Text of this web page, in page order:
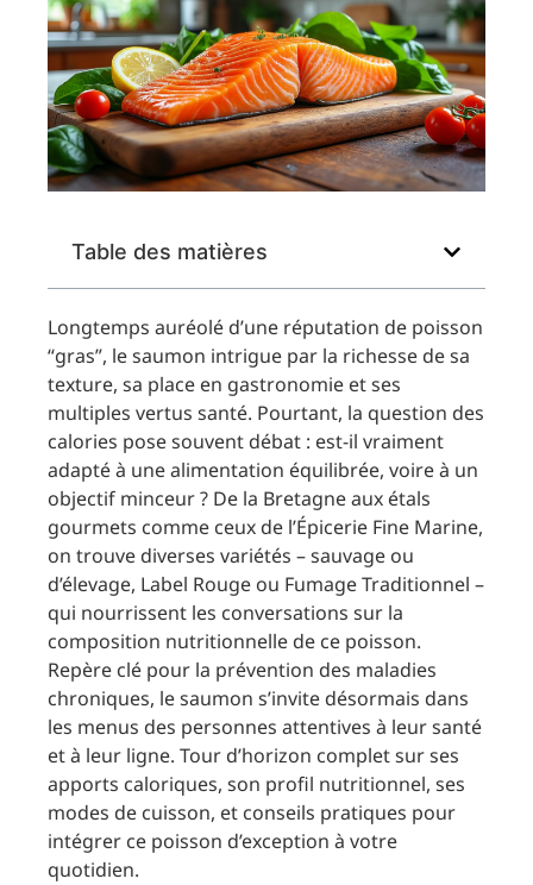
Table des matières
Longtemps auréolé d’une réputation de poisson
“gras”, le saumon intrigue par la richesse de sa
texture, sa place en gastronomie et ses
multiples vertus santé. Pourtant, la question des
calories pose souvent débat : est-il vraiment
adapté à une alimentation équilibrée, voire à un
objectif minceur ? De la Bretagne aux étals
gourmets comme ceux de l’Épicerie Fine Marine,
on trouve diverses variétés – sauvage ou
d’élevage, Label Rouge ou Fumage Traditionnel –
qui nourrissent les conversations sur la
composition nutritionnelle de ce poisson.
Repère clé pour la prévention des maladies
chroniques, le saumon s’invite désormais dans
les menus des personnes attentives à leur santé
et à leur ligne. Tour d’horizon complet sur ses
apports caloriques, son profil nutritionnel, ses
modes de cuisson, et conseils pratiques pour
intégrer ce poisson d’exception à votre
quotidien.